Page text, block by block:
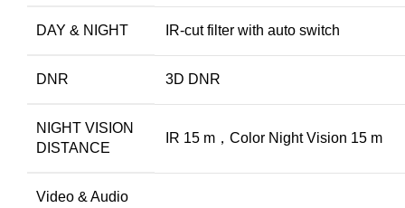
DAY & NIGHT IR-cut filter with auto switch
DNR 3D DNR
NIGHT VISION
DISTANCE
IR 15 m，Color Night Vision 15 m
Video & Audio